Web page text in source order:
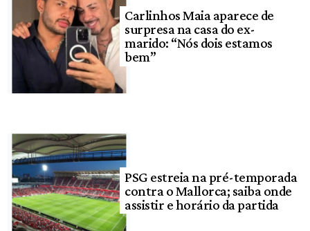
Carlinhos Maia aparece de
surpresa na casa do ex-
marido: “Nós dois estamos
bem”
PSG estreia na pré-temporada
contra o Mallorca; saiba onde
assistir e horário da partida